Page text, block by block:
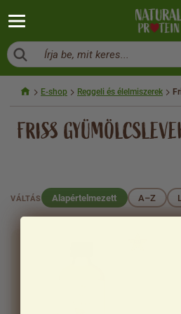
Írja be, mit keres...
E-shop Reggeli és élelmiszerek
FRISS
VÁLTÁS Alapértelmezett A–Z